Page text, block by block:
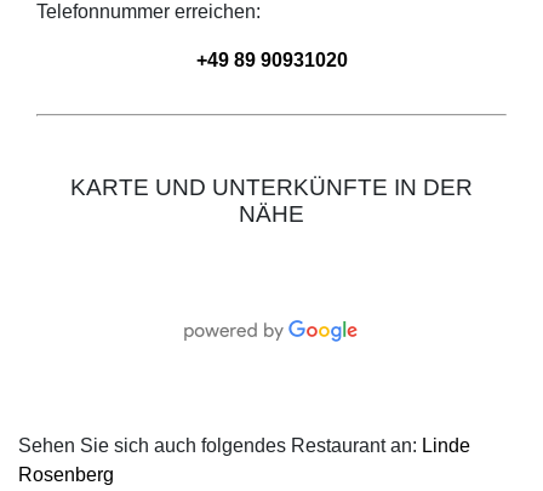
Telefonnummer erreichen:
+49 89 90931020
KARTE UND UNTERKÜNFTE IN DER
NÄHE
Sehen Sie sich auch folgendes Restaurant an: Linde
Rosenberg